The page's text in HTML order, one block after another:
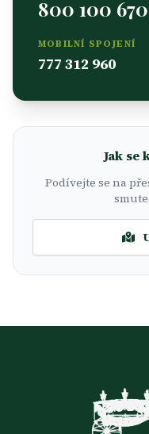
800 100 670
MOBILNÍ SPOJENÍ
777 312 960
Jak se
Podívejte se na